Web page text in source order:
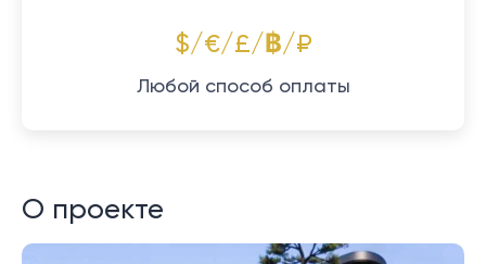
$/€/£/฿/₽
Любой способ оплаты
О проекте